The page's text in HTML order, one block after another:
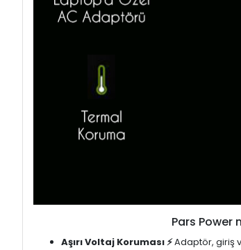
Pars Power
Aşırı Voltaj Koruması ⚡Adaptör, giriş